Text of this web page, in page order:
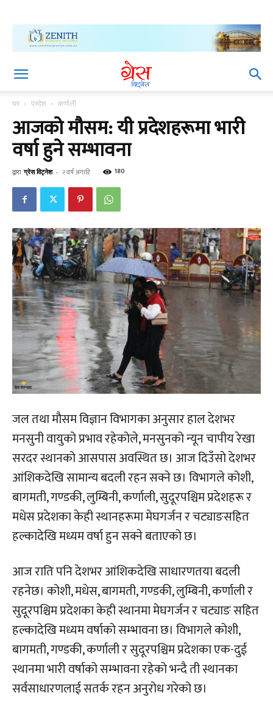
घर प्रदेश कर्णाली
आजको मौसम: यी प्रदेशहरूमा भारी
वर्षा हुने सम्भावना
द्वारा ग्रेस विट्नेश - २ वर्ष अगाडि 180
जल तथा मौसम विज्ञान विभागका अनुसार हाल देशभर
मनसुनी वायुको प्रभाव रहेकोले, मनसुनको न्यून चापीय रेखा
सरदर स्थानको आसपास अवस्थित छ। आज दिउँसो देशभर
आंशिकदेखि सामान्य बदली रहन सक्ने छ। विभागले कोशी,
बागमती, गण्डकी, लुम्बिनी, कर्णाली, सुदूरपश्चिम प्रदेशहरू र
मधेस प्रदेशका केही स्थानहरूमा मेघगर्जन र चट्याङसहित
हल्कादेखि मध्यम वर्षा हुन सक्ने बताएको छ।
आज राति पनि देशभर आंशिकदेखि साधारणतया बदली
रहनेछ। कोशी, मधेस, बागमती, गण्डकी, लुम्बिनी, कर्णाली र
सुदूरपश्चिम प्रदेशका केही स्थानमा मेघगर्जन र चट्याङ सहित
हल्कादेखि मध्यम वर्षाको सम्भावना छ। विभागले कोशी,
बागमती, गण्डकी, कर्णाली र सुदूरपश्चिम प्रदेशका एक-दुई
स्थानमा भारी वर्षाको सम्भावना रहेको भन्दै ती स्थानका
सर्वसाधारणलाई सतर्क रहन अनुरोध गरेको छ।